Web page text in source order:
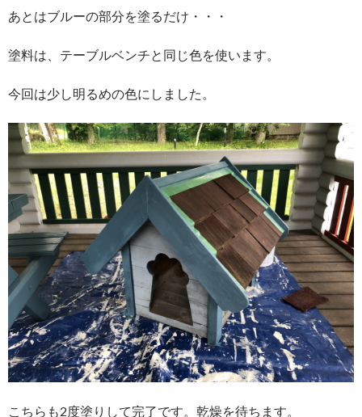
あとはブルーの部分を塗るだけ・・・
塗料は、テーブルベンチと同じ色を使います。
今回は少し明るめの色にしました。
こちらも2度塗りして完了です。乾燥を待ちます。